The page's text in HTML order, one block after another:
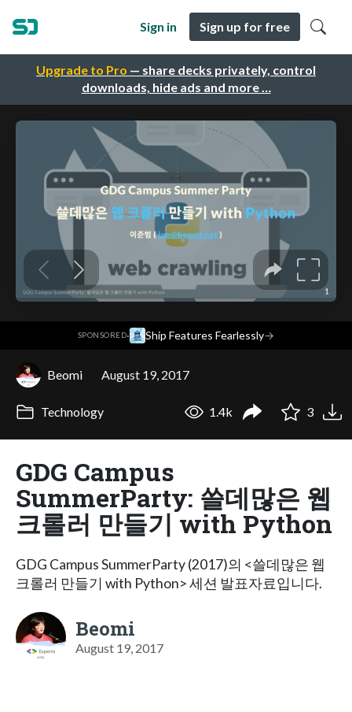
Upgrade to Pro — share decks privately, control
downloads, hide ads and more …
Sign in Sign up for free
SPONSORED· Ship Features Fearlessly→
Beomi August 19, 2017
Technology 1.4k 3
GDG Campus
SummerParty: 쓸데많은 웹
크롤러 만들기 with Python
GDG Campus SummerParty (2017)의 <쓸데많은 웹
크롤러 만들기 with Python> 세션 발표자료입니다.
Beomi
August 19, 2017